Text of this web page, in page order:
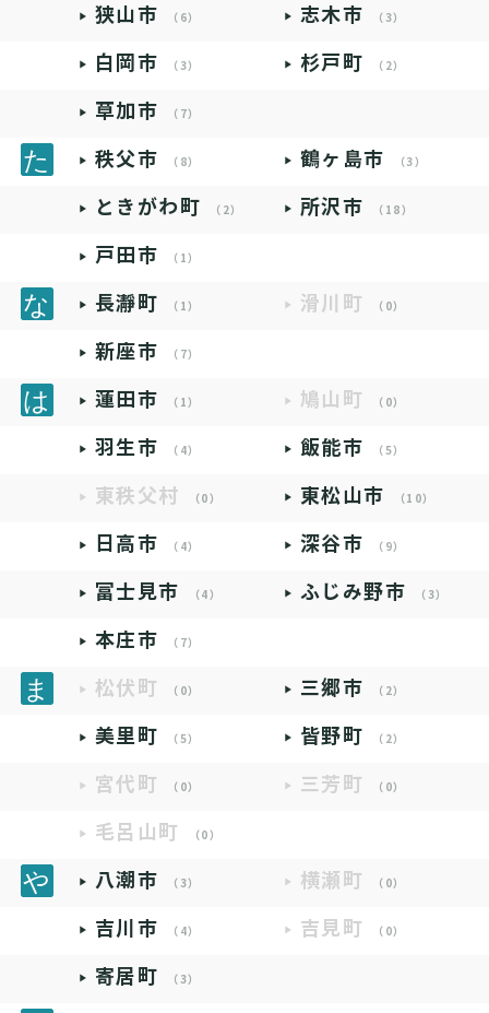
狭山市 （6） 志木市 （3）
白岡市 （3） 杉戸町 （2）
草加市 （7）
秩父市 （8） 鶴ヶ島市 （3）
ときがわ町 （2） 所沢市 （18）
戸田市 （1）
長瀞町 （1） 滑川町 （0）
新座市 （7）
蓮田市 （1） 鳩山町 （0）
羽生市 （4） 飯能市 （5）
東秩父村 （0） 東松山市 （10）
日高市 （4） 深谷市 （9）
富士見市 （4） ふじみ野市 （3）
本庄市 （7）
松伏町 （0） 三郷市 （2）
美里町 （5） 皆野町 （2）
宮代町 （0） 三芳町 （0）
毛呂山町 （0）
八潮市 （3） 横瀬町 （0）
吉川市 （4） 吉見町 （0）
寄居町 （3）